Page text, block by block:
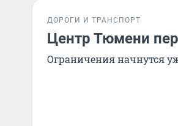
ДОРОГИ И ТРАНСПОРТ
Центр Тюмени
Ограничения начнутся